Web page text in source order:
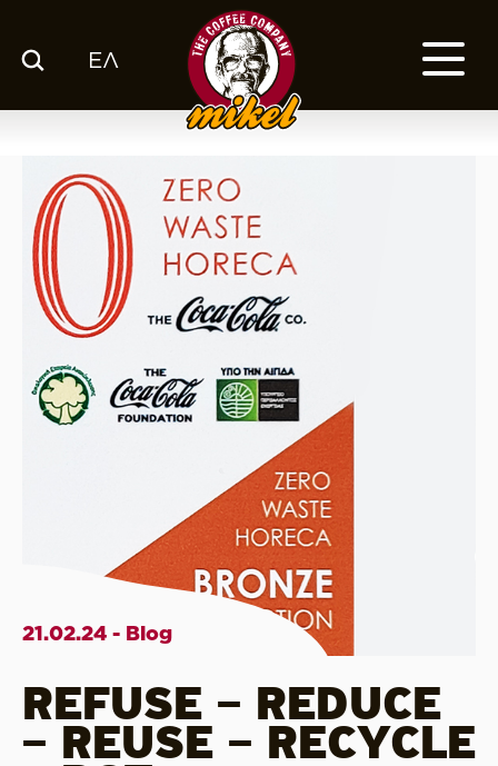
ΕΛ
ΕΚΕ
FRANCHISE
BLOG
21.02.24 - Blog
REFUSE – REDUCE
– REUSE – RECYCLE